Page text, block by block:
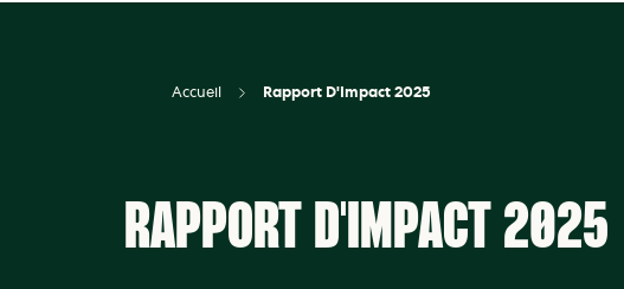
Accueil Rapport D'Impact 2025
RAPPORT D'IMPACT 2025